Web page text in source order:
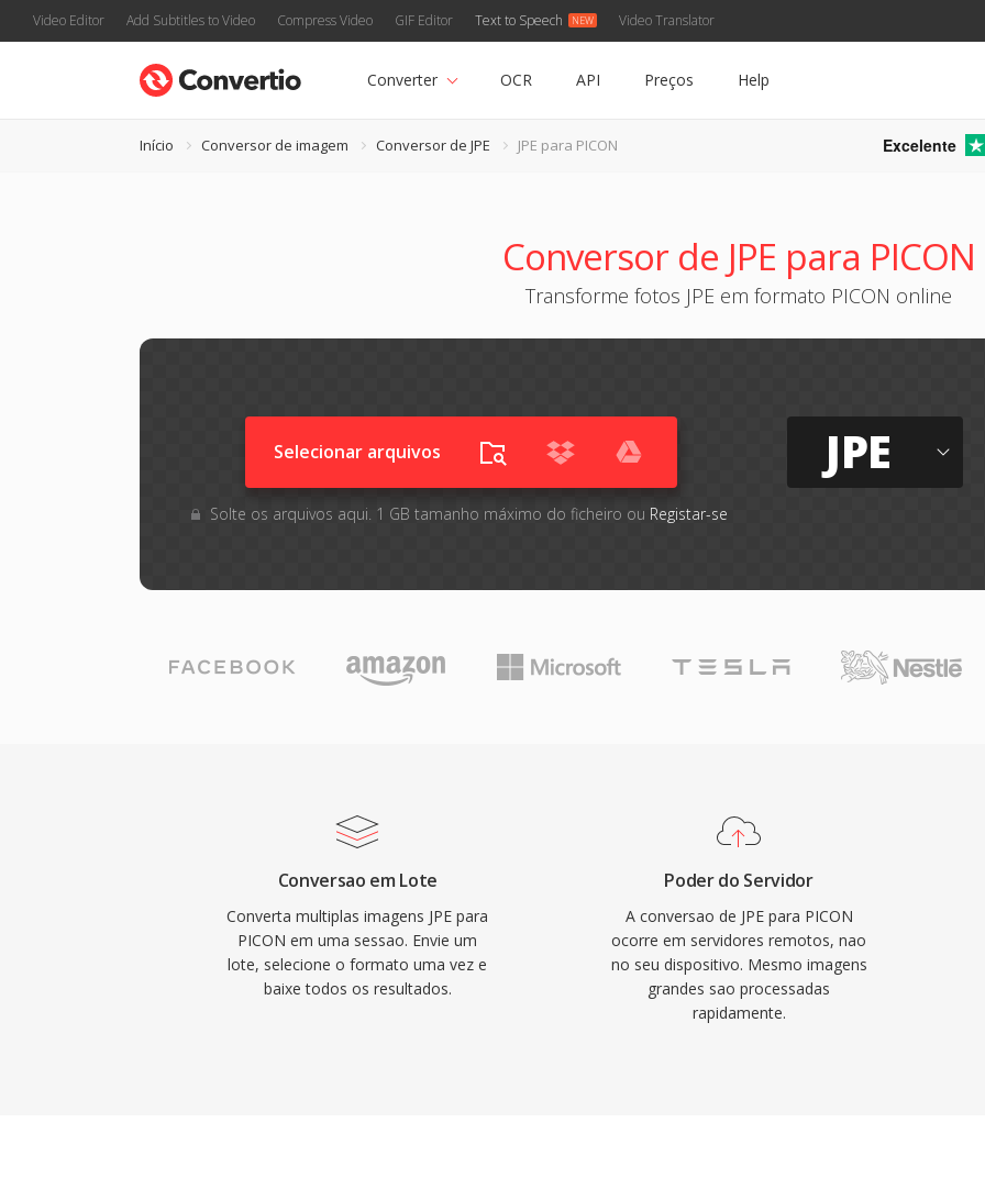
Video Editor Add Subtitles to Video Compress Video GIF Editor Text to Speech Video Translator
Converter OCR API Preços Help
Início Conversor de imagem Conversor de JPE JPE para PICON Excelente
Conversor de JPE para PICON
Transforme fotos JPE em formato PICON online
Selecionar arquivos
Solte os arquivos aqui. 1 GB tamanho máximo do ficheiro ou Registar-se
JPE
Conversao em Lote
Converta multiplas imagens JPE para
PICON em uma sessao. Envie um
lote, selecione o formato uma vez e
baixe todos os resultados.
Poder do Servidor
A conversao de JPE para PICON
ocorre em servidores remotos, nao
no seu dispositivo. Mesmo imagens
grandes sao processadas
rapidamente.